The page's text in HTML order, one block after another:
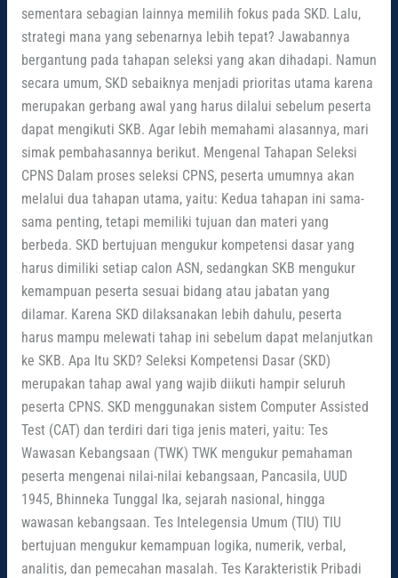
sementara sebagian lainnya memilih fokus pada SKD. Lalu,
strategi mana yang sebenarnya lebih tepat? Jawabannya
bergantung pada tahapan seleksi yang akan dihadapi. Namun
secara umum, SKD sebaiknya menjadi prioritas utama karena
merupakan gerbang awal yang harus dilalui sebelum peserta
dapat mengikuti SKB. Agar lebih memahami alasannya, mari
simak pembahasannya berikut. Mengenal Tahapan Seleksi
CPNS Dalam proses seleksi CPNS, peserta umumnya akan
melalui dua tahapan utama, yaitu: Kedua tahapan ini sama-
sama penting, tetapi memiliki tujuan dan materi yang
berbeda. SKD bertujuan mengukur kompetensi dasar yang
harus dimiliki setiap calon ASN, sedangkan SKB mengukur
kemampuan peserta sesuai bidang atau jabatan yang
dilamar. Karena SKD dilaksanakan lebih dahulu, peserta
harus mampu melewati tahap ini sebelum dapat melanjutkan
ke SKB. Apa Itu SKD? Seleksi Kompetensi Dasar (SKD)
merupakan tahap awal yang wajib diikuti hampir seluruh
peserta CPNS. SKD menggunakan sistem Computer Assisted
Test (CAT) dan terdiri dari tiga jenis materi, yaitu: Tes
Wawasan Kebangsaan (TWK) TWK mengukur pemahaman
peserta mengenai nilai-nilai kebangsaan, Pancasila, UUD
1945, Bhinneka Tunggal Ika, sejarah nasional, hingga
wawasan kebangsaan. Tes Intelegensia Umum (TIU) TIU
bertujuan mengukur kemampuan logika, numerik, verbal,
analitis, dan pemecahan masalah. Tes Karakteristik Pribadi